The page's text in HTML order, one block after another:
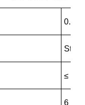
0.18
≤ 5
6 kg/